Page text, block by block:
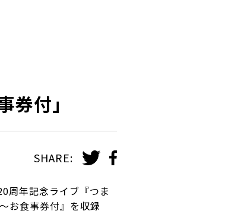
付」
SHARE:
周年記念ライブ『つま
お食事券付』を収録